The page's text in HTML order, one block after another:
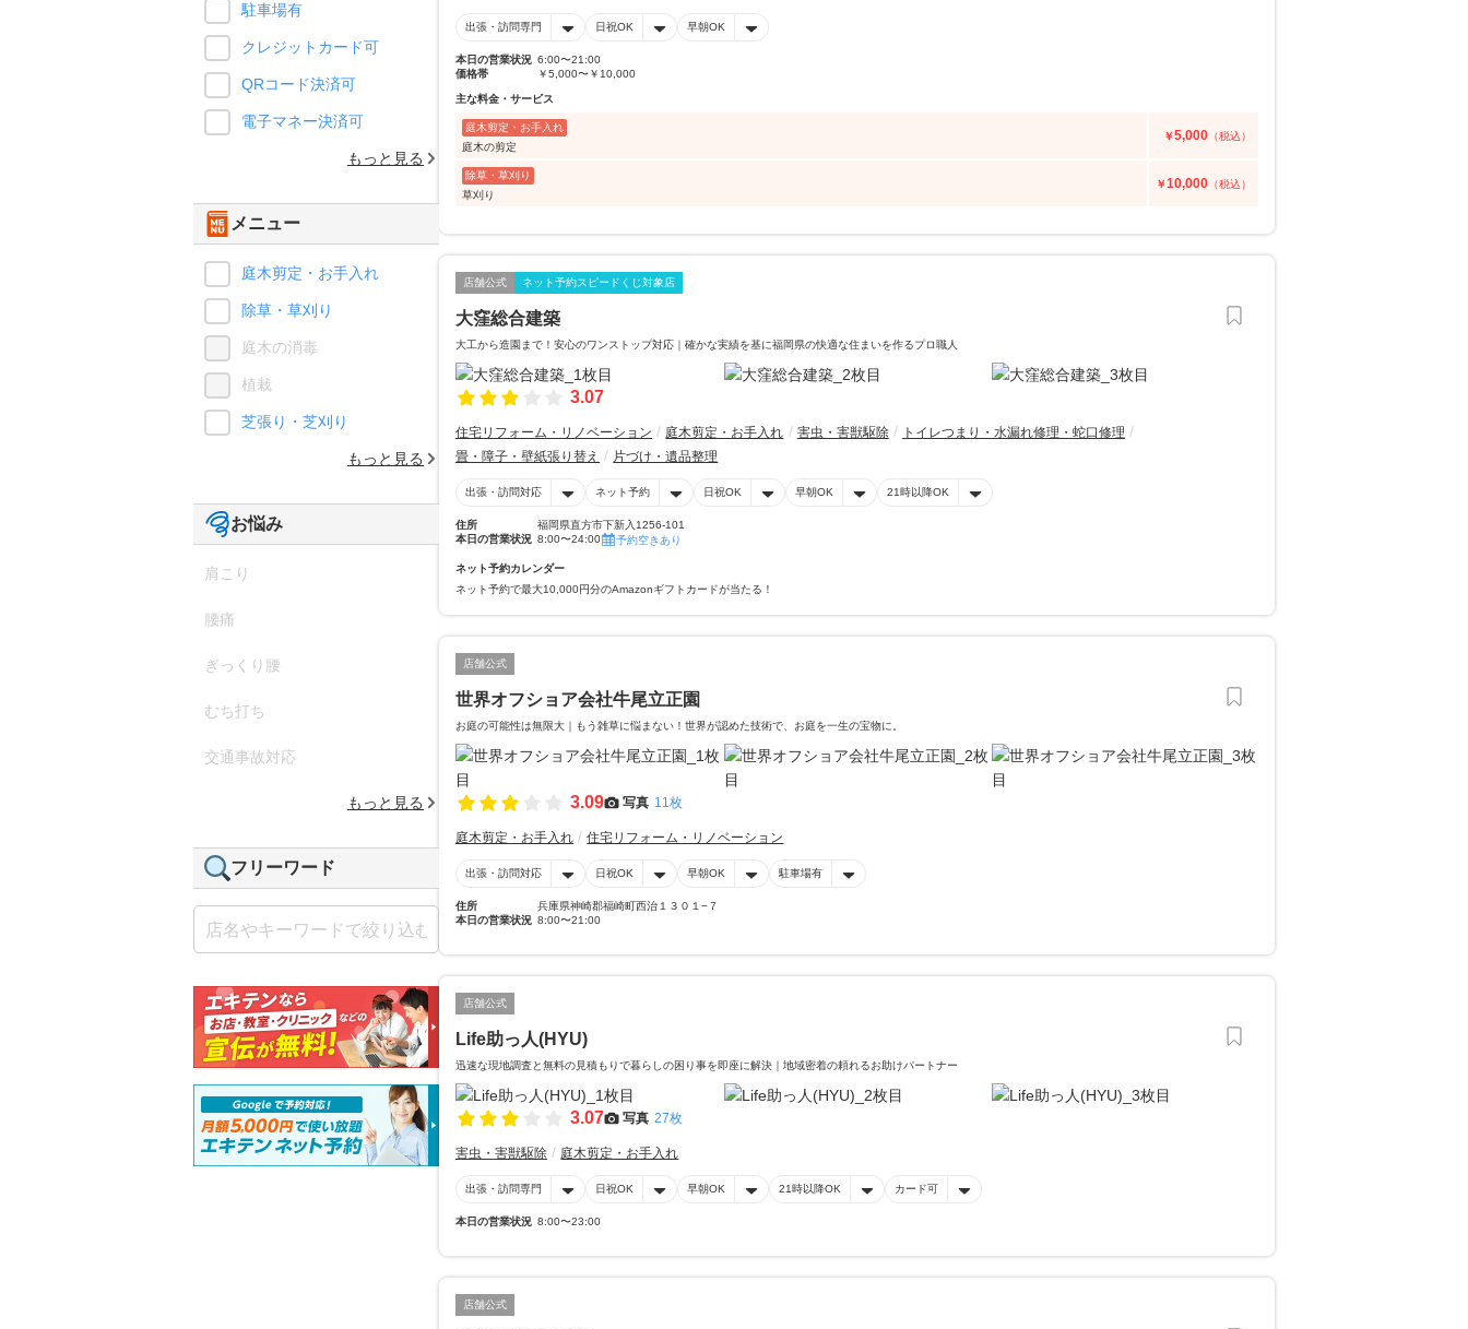
出張・訪問専門 日祝OK 早朝OK
本日の営業状況 6:00〜21:00
価格帯
￥5,000〜￥10,000
主な料金・サービス
庭木剪定・お手入れ
庭木の剪定
￥5,000 （税込）
除草・草刈り
草刈り
￥10,000 （税込）
店舗公式 ネット予約スピードくじ対象店
大窪総合建築
大工から造園まで！安心のワンストップ対応｜確かな実績を基に福岡県の快適な住まいを作るプロ職人
3.07
住宅リフォーム・リノベーション 庭木剪定・お手入れ 害虫・害獣駆除
トイレつまり・水漏れ修理・蛇口修理
畳・障子・壁紙張り替え
片づけ・遺品整理
出張・訪問対応 ネット予約 日祝OK 早朝OK 21時以降OK
住所
福岡県直方市下新入1256-101
本日の営業状況 8:00〜24:00 予約空きあり
ネット予約カレンダー
ネット予約で最大10,000円分のAmazonギフトカードが当たる！
店舗公式
世界オフショア会社牛尾立正園
お庭の可能性は無限大｜もう雑草に悩まない！世界が認めた技術で、お庭を一生の宝物に。
3.09 写真 11枚
庭木剪定・お手入れ 住宅リフォーム・リノベーション
出張・訪問対応 日祝OK 早朝OK 駐車場有
住所
兵庫県神崎郡福崎町西治１３０１−７
本日の営業状況 8:00〜21:00
店舗公式
Life助っ人(HYU)
迅速な現地調査と無料の見積もりで暮らしの困り事を即座に解決｜地域密着の頼れるお助けパートナー
3.07 写真 27枚
害虫・害獣駆除 庭木剪定・お手入れ
出張・訪問専門 日祝OK 早朝OK 21時以降OK カード可
本日の営業状況 8:00〜23:00
店舗公式
駐車場有
クレジットカード可
QRコード決済可
電子マネー決済可
もっと見る
メニュー
庭木剪定・お手入れ
除草・草刈り
庭木の消毒
植栽
芝張り・芝刈り
もっと見る
お悩み
肩こり
腰痛
ぎっくり腰
むち打ち
交通事故対応
もっと見る
フリーワード